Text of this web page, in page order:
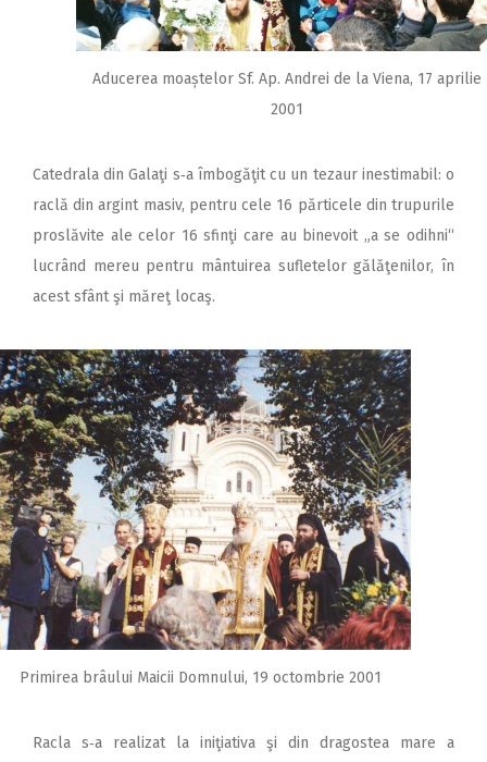
Aducerea moaștelor Sf. Ap. Andrei de la Viena, 17 aprilie
2001
Catedrala din Galaţi s‑a îmbogăţit cu un tezaur inestimabil: o
raclă din argint masiv, pentru cele 16 părticele din trupurile
proslăvite ale celor 16 sfinţi care au binevoit „a se odihni“
lucrând mereu pentru mântuirea sufletelor gălăţenilor, în
acest sfânt şi măreţ locaş.
Primirea brâului Maicii Domnului, 19 octombrie 2001
Racla s‑a realizat la iniţiativa şi din dragostea mare a